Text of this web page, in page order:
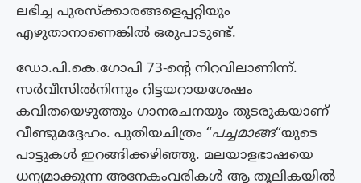
ലഭിച്ച പുരസ്ക്കാരങ്ങളെപ്പറ്റിയും
എഴുതാനാണെങ്കിൽ ഒരുപാടുണ്ട്.
ഡോ.പി.കെ.ഗോപി 73-ന്റെ നിറവിലാണിന്ന്.
സർവീസിൽനിന്നും റിട്ടയറായശേഷം
കവിതയെഴുത്തും ഗാനരചനയും തുടരുകയാണ്
വീണ്ടുമദ്ദേഹം. പുതിയചിത്രം “പച്ചമാങ്ങ“യുടെ
പാട്ടുകൾ ഇറങ്ങിക്കഴിഞ്ഞു. മലയാളഭാഷയെ
ധന്യമാക്കുന്ന അനേകംവരികൾ ആ തൂലികയിൽ